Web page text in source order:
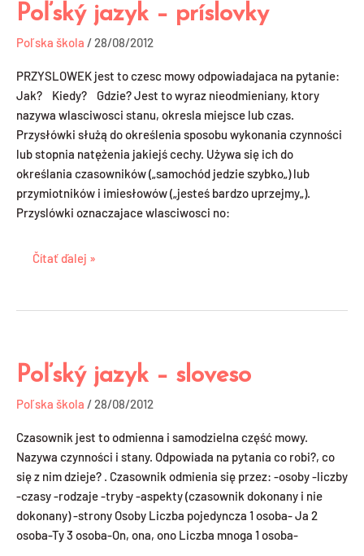
Poľský jazyk – príslovky
Poľska škola /28/08/2012
PRZYSLOWEK jest to czesc mowy odpowiadajaca na pytanie:
Jak? Kiedy? Gdzie? Jest to wyraz nieodmieniany, ktory
nazywa wlasciwosci stanu, okresla miejsce lub czas.
Przysłówki służą do określenia sposobu wykonania czynności
lub stopnia natężenia jakiejś cechy. Używa się ich do
określania czasowników („samochód jedzie szybko„) lub
przymiotników i imiesłowów („jesteś bardzo uprzejmy„).
Przyslówki oznaczajace wlasciwosci no:
Poľský
–
Čítať ďalej »
Poľský jazyk – sloveso
Poľska škola /28/08/2012
Czasownik jest to odmienna i samodzielna część mowy.
Nazywa czynności i stany. Odpowiada na pytania co robi?, co
się z nim dzieje? . Czasownik odmienia się przez: -osoby -liczby
-czasy -rodzaje -tryby -aspekty (czasownik dokonany i nie
dokonany) -strony Osoby Liczba pojedyncza 1 osoba- Ja 2
osoba-Ty 3 osoba-On, ona, ono Liczba mnoga 1 osoba-
Poľský
–